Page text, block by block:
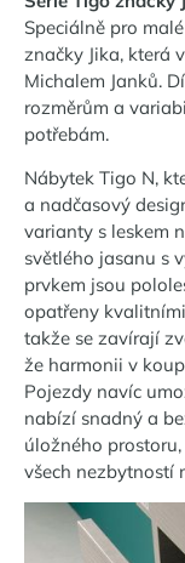
Speciálně pro
značky Jika, která
Michalem Janků.
rozměrům a
potřebám.
Nábytek Tigo N,
a nadčasový
varianty s leskem
světlého jasanu s
prvkem jsou
opatřeny
takže se zavírají
že harmonii v
Pojezdy navíc
nabízí snadný a
úložného
všech nezbytností